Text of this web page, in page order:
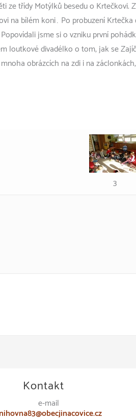
ze třídy Motýlků besedu o Krtečkovi.
na bílém koni… Po probuzení
jsme si o vzniku první
loutkové divadélko o tom, jak se
obrázcích na zdi i na
3
Kontakt
e-mail